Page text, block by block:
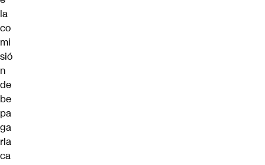
la
co
mi
sió
n
de
be
pa
ga
rla
ca